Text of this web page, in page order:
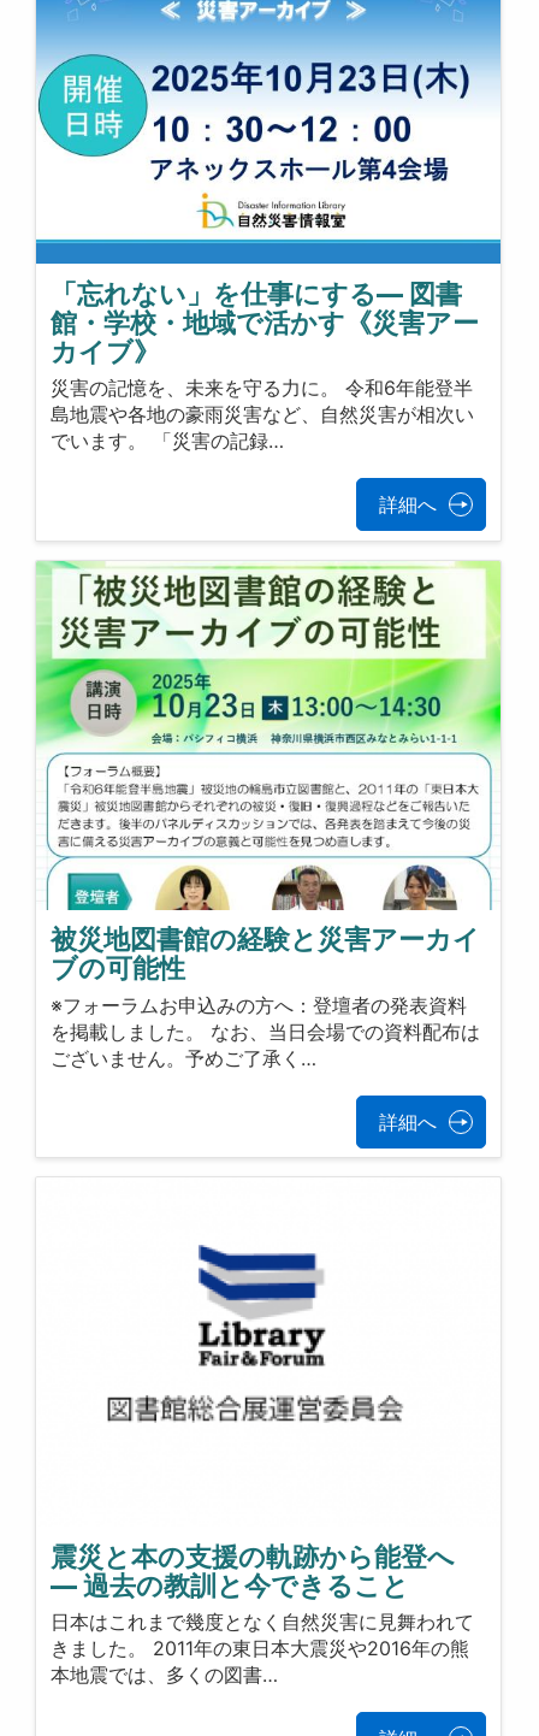
「忘れない」を仕事にする— 図書
館・学校・地域で活かす《災害アー
カイブ》
災害の記憶を、未来を守る力に。 令和6年能登半
島地震や各地の豪雨災害など、自然災害が相次い
でいます。 「災害の記録…
詳細へ
被災地図書館の経験と災害アーカイ
ブの可能性
※フォーラムお申込みの方へ：登壇者の発表資料
を掲載しました。 なお、当日会場での資料配布は
ございません。予めご了承く…
詳細へ
震災と本の支援の軌跡から能登へ
― 過去の教訓と今できること
日本はこれまで幾度となく自然災害に見舞われて
きました。 2011年の東日本大震災や2016年の熊
本地震では、多くの図書…